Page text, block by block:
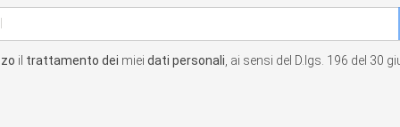
il trattamento dei miei dati personali , ai sensi del D.lgs. 196 del 30